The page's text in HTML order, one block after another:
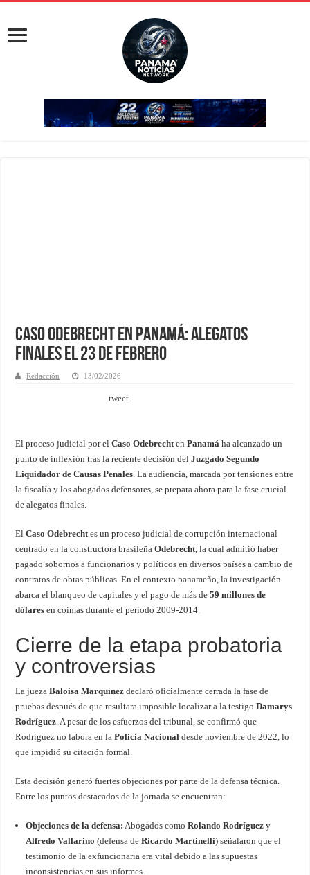
Caso Odebrecht en Panamá: Alegatos
Finales el 23 de Febrero
Redacción 13/02/2026
tweet
El proceso judicial por elCaso OdebrechtenPanamá ha alcanzado un
punto de inflexión tras la reciente decisión delJuzgado Segundo
Liquidador de Causas Penales. La audiencia, marcada por tensiones entre
la fiscalía y los abogados defensores, se prepara ahora para la fase crucial
de alegatos finales.
ElCaso Odebrechtes un proceso judicial de corrupción internacional
centrado en la constructora brasileñaOdebrecht, la cual admitió haber
pagado sobornos a funcionarios y políticos en diversos países a cambio de
contratos de obras públicas. En el contexto panameño, la investigación
abarca el blanqueo de capitales y el pago de más de59 millones de
dólares en coimas durante el periodo 2009-2014.
Cierre de la etapa probatoria
y controversias
La juezaBaloisa Marquínez declaró oficialmente cerrada la fase de
pruebas después de que resultara imposible localizar a la testigoDamarys
Rodríguez. A pesar de los esfuerzos del tribunal, se confirmó que
Rodríguez no labora en laPolicía Nacional desde noviembre de 2022, lo
que impidió su citación formal.
Esta decisión generó fuertes objeciones por parte de la defensa técnica.
Entre los puntos destacados de la jornada se encuentran:
Objeciones de la defensa: Abogados comoRolando Rodríguez y
Alfredo Vallarino (defensa deRicardo Martinelli) señalaron que el
testimonio de la exfuncionaria era vital debido a las supuestas
inconsistencias en sus informes.